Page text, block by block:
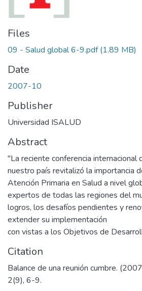
Files
09 - Salud global 6-9.pdf(1.89 MB)
Date
2007-10
Publisher
Universidad ISALUD
Abstract
"La reciente conferencia internacional
nuestro país revitalizó la importancia
Atención Primaria en Salud a nivel
expertos de todas las regiones del
logros, los desafíos pendientes y
extender su implementación
con vistas a los Objetivos de
Citation
Balance de una reunión cumbre.
2(9), 6-9.